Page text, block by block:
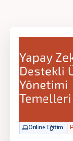
Online Eğitim